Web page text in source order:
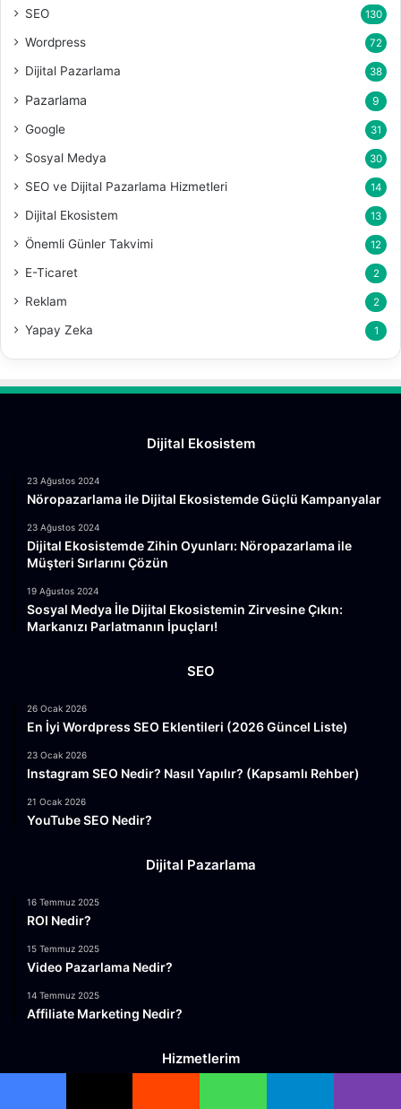
SEO 130
Wordpress 72
Dijital Pazarlama 38
Pazarlama 9
Google 31
Sosyal Medya 30
SEO ve Dijital Pazarlama Hizmetleri 14
Dijital Ekosistem 13
Önemli Günler Takvimi 12
E-Ticaret 2
Reklam 2
Yapay Zeka 1
Dijital Ekosistem
23 Ağustos 2024
Nöropazarlama ile Dijital Ekosistemde Güçlü Kampanyalar
23 Ağustos 2024
Dijital Ekosistemde Zihin Oyunları: Nöropazarlama ile
Müşteri Sırlarını Çözün
19 Ağustos 2024
Sosyal Medya İle Dijital Ekosistemin Zirvesine Çıkın:
Markanızı Parlatmanın İpuçları!
SEO
26 Ocak 2026
En İyi Wordpress SEO Eklentileri (2026 Güncel Liste)
23 Ocak 2026
Instagram SEO Nedir? Nasıl Yapılır? (Kapsamlı Rehber)
21 Ocak 2026
YouTube SEO Nedir?
Dijital Pazarlama
16 Temmuz 2025
ROI Nedir?
15 Temmuz 2025
Video Pazarlama Nedir?
14 Temmuz 2025
Affiliate Marketing Nedir?
Hizmetlerim